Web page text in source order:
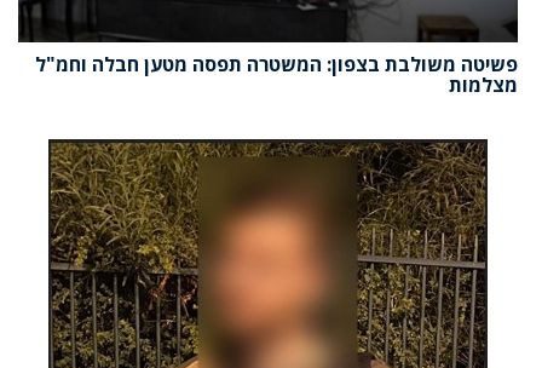
פשיטה משולבת בצפון: המשטרה תפסה מטען חבלה וחמ"ל
מצלמות